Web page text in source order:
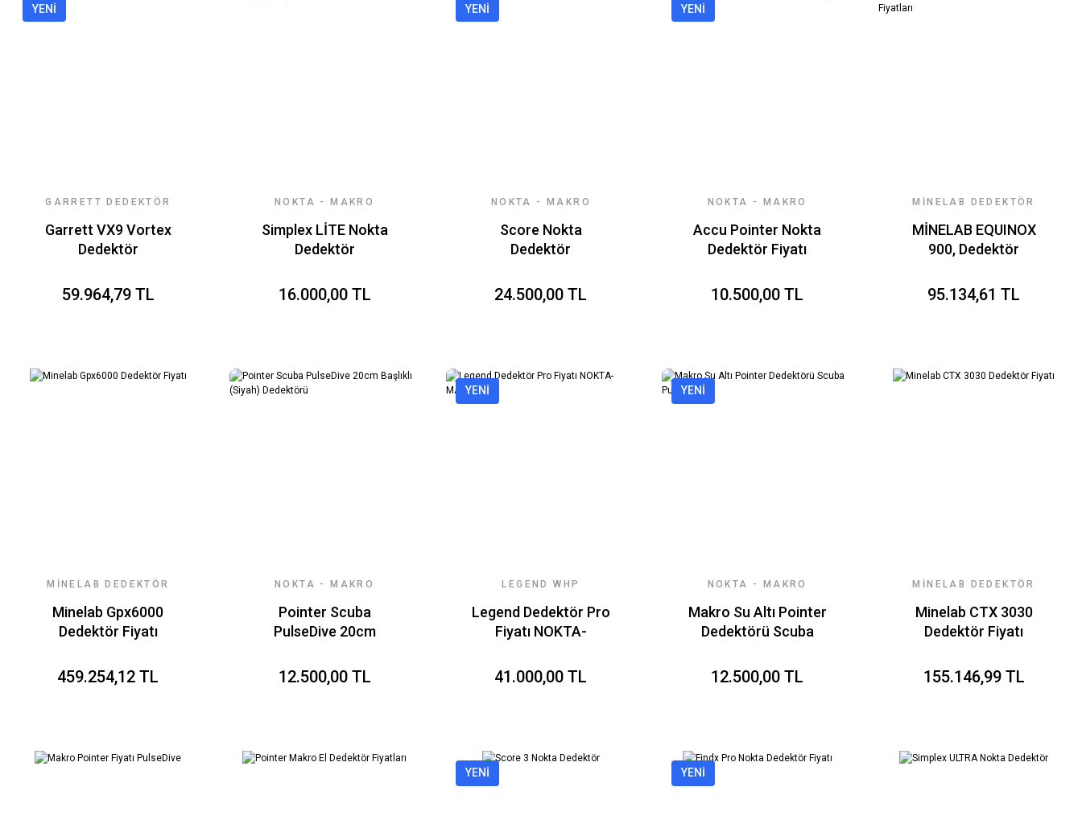
YENİ
GARRETT DEDEKTÖR
Garrett VX9 Vortex
Dedektör
59.964,79 TL
NOKTA - MAKRO
Simplex LİTE Nokta
Dedektör
16.000,00 TL
YENİ
NOKTA - MAKRO
Score Nokta
Dedektör
24.500,00 TL
YENİ
NOKTA - MAKRO
Accu Pointer Nokta
Dedektör Fiyatı
10.500,00 TL
MINELAB DEDEKTÖR
MİNELAB EQUINOX
900, Dedektör
95.134,61 TL
MINELAB DEDEKTÖR
Minelab Gpx6000
Dedektör Fiyatı
459.254,12 TL
NOKTA - MAKRO
Pointer Scuba
PulseDive 20cm
Dedektörü
12.500,00 TL
YENİ
LEGEND WHP
Legend Dedektör Pro
Fiyatı NOKTA-
41.000,00 TL
YENİ
NOKTA - MAKRO
Makro Su Altı Pointer
Dedektörü Scuba
12.500,00 TL
MINELAB DEDEKTÖR
Minelab CTX 3030
Dedektör Fiyatı
155.146,99 TL
YENİ YENİ